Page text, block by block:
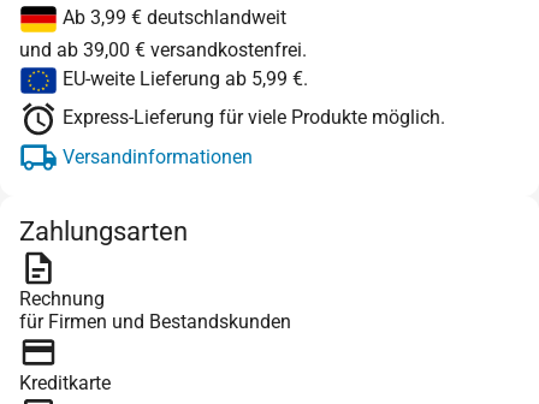
Ab 3,99 € deutschlandweit
und ab 39,00 € versandkostenfrei.
EU-weite Lieferung ab 5,99 €.
Express-Lieferung für viele Produkte möglich.
Versandinformationen
Zahlungsarten
Rechnung
für Firmen und Bestandskunden
Kreditkarte